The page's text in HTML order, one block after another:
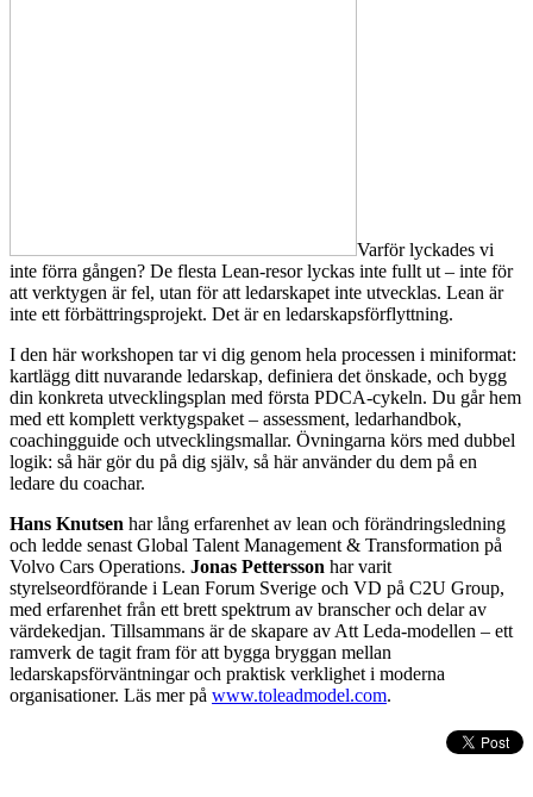
Varför lyckades vi
inte förra gången? De flesta Lean-resor lyckas inte fullt ut – inte för
att verktygen är fel, utan för att ledarskapet inte utvecklas. Lean är
inte ett förbättringsprojekt. Det är en ledarskapsförflyttning.
I den här workshopen tar vi dig genom hela processen i miniformat:
kartlägg ditt nuvarande ledarskap, definiera det önskade, och bygg
din konkreta utvecklingsplan med första PDCA-cykeln. Du går hem
med ett komplett verktygspaket – assessment, ledarhandbok,
coachingguide och utvecklingsmallar. Övningarna körs med dubbel
logik: så här gör du på dig själv, så här använder du dem på en
ledare du coachar.
Hans Knutsen har lång erfarenhet av lean och förändringsledning
och ledde senast Global Talent Management & Transformation på
Volvo Cars Operations. Jonas Pettersson har varit
styrelseordförande i Lean Forum Sverige och VD på C2U Group,
med erfarenhet från ett brett spektrum av branscher och delar av
värdekedjan. Tillsammans är de skapare av Att Leda-modellen – ett
ramverk de tagit fram för att bygga bryggan mellan
ledarskapsförväntningar och praktisk verklighet i moderna
organisationer. Läs mer på www.toleadmodel.com.